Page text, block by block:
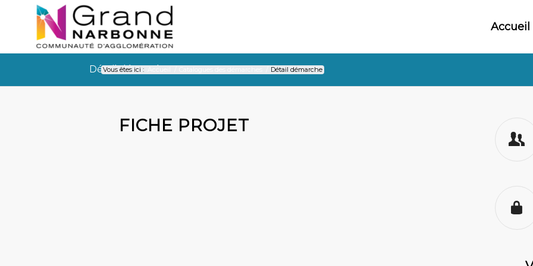
Accueil
Détail démarche
Vous êtes ici : Détail démarche
Détail démarche
FICHE PROJET